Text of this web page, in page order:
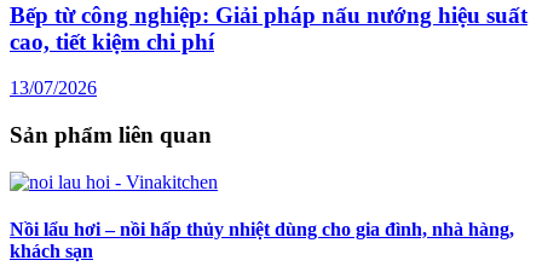
Bếp từ công nghiệp: Giải pháp nấu nướng hiệu suất
cao, tiết kiệm chi phí
13/07/2026
Sản phẩm liên quan
Nồi lẩu hơi – nồi hấp thủy nhiệt dùng cho gia đình, nhà hàng,
khách sạn